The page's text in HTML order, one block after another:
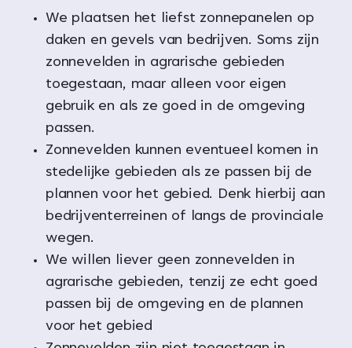
We plaatsen het liefst zonnepanelen op
daken en gevels van bedrijven. Soms zijn
zonnevelden in agrarische gebieden
toegestaan, maar alleen voor eigen
gebruik en als ze goed in de omgeving
passen.
Zonnevelden kunnen eventueel komen in
stedelijke gebieden als ze passen bij de
plannen voor het gebied. Denk hierbij aan
bedrijventerreinen of langs de provinciale
wegen.
We willen liever geen zonnevelden in
agrarische gebieden, tenzij ze echt goed
passen bij de omgeving en de plannen
voor het gebied